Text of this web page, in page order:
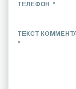
ТЕЛЕФОН *
ТЕКСТ
*